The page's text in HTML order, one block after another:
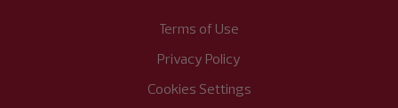
Terms of Use
Privacy Policy
Cookies Settings